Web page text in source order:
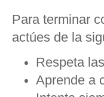
Para terminar
actúes de la
Respeta
Aprende a